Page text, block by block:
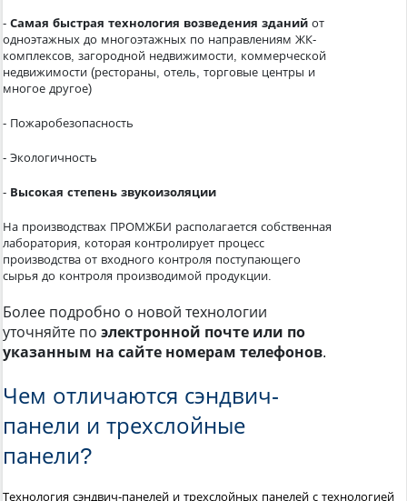
- Самая быстрая технология возведения зданий от
одноэтажных до многоэтажных по направлениям ЖК-
комплексов, загородной недвижимости, коммерческой
недвижимости (рестораны, отель, торговые центры и
многое другое)
- Пожаробезопасность
- Экологичность
- Высокая степень звукоизоляции
На производствах ПРОМЖБИ располагается собственная
лаборатория, которая контролирует процесс
производства от входного контроля поступающего
сырья до контроля производимой продукции.
Более подробно о новой технологии
уточняйте по электронной почте или по
указанным на сайте номерам телефонов.
Чем отличаются сэндвич-
панели и трехслойные
панели?
Технология сэндвич-панелей и трехслойных панелей с технологией